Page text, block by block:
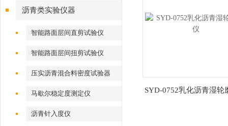
沥青类实验仪器
智能路面层间直剪试验仪
智能路面层间扭剪试验仪
压实沥青混合料密度试验器
马歇尔稳定度测定仪
沥青针入度仪
SYD-0752乳化沥青湿轮